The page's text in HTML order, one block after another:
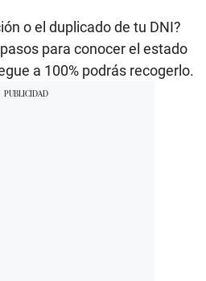
o el duplicado de tu DNI?
para conocer el estado
a 100% podrás recogerlo.